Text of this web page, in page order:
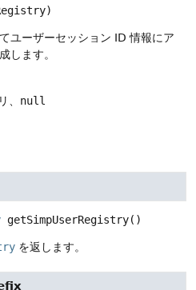
ユーザーセッション ID 情報にア
します。
、 null
getSimpUserRegistry()
を返します。